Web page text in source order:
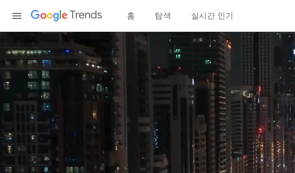
Trends 홈 탐색 실시간 인기